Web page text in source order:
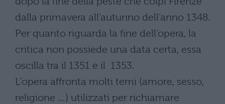
dalla primavera all’autunno dell’anno 1348.
Per quanto riguarda la fine dell’opera, la
critica non possiede una data certa, essa
oscilla tra il 1351 e il 1353.
L’opera affronta molti temi (amore, sesso,
religione …) utilizzati per richiamare